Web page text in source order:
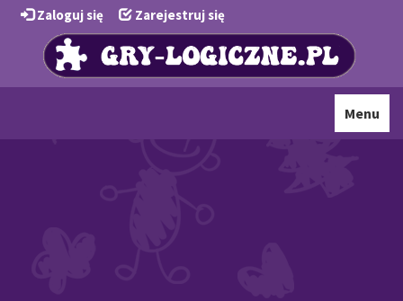
Zaloguj się Zarejestruj się
Toggle
Menu